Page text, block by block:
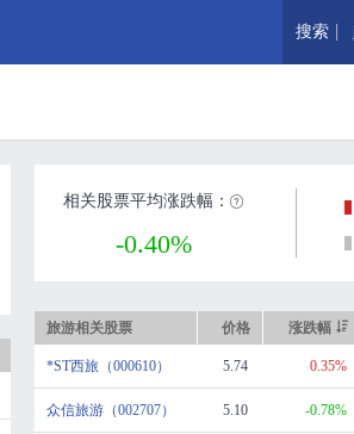
搜索
相关股票平均涨跌幅：
-0.40%
旅游相关股票 价格 涨跌幅
*ST西旅（000610） 5.74 0.35%
众信旅游（002707） 5.10 -0.78%